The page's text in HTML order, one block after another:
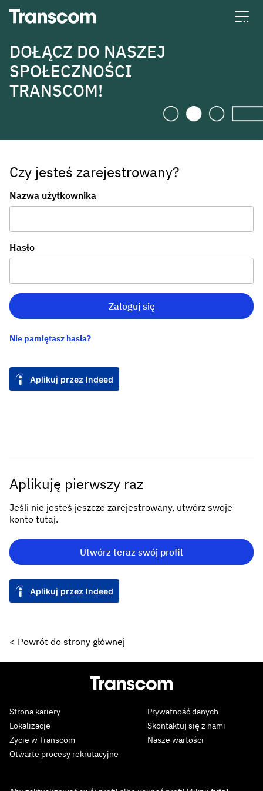
Transcom
DOŁĄCZ DO NASZEJ
SPOŁECZNOŚCI
TRANSCOM!
Czy jesteś zarejestrowany?
Logowanie
Nazwa użytkownika
Hasło
Zaloguj się
Nie pamiętasz hasła?
Aplikuj przez Indeed
Aplikuję pierwszy raz
Jeśli nie jesteś jeszcze zarejestrowany, utwórz swoje
konto tutaj.
Utwórz teraz swój profil
Aplikuj przez Indeed
< Powrót do strony głównej
Strona kariery
Lokalizacje
Życie w Transcom
Otwarte procesy rekrutacyjne
Prywatność danych
Skontaktuj się z nami
Nasze wartości